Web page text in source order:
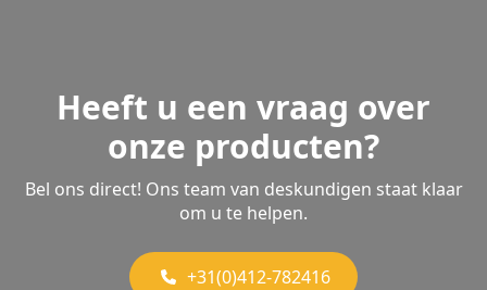
Heeft u een vraag over
onze producten?
Bel ons direct! Ons team van deskundigen staat klaar
om u te helpen.
+31(0)412-782416